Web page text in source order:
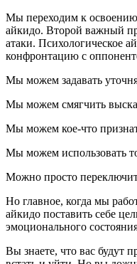
Мы переходим к освоению
айкидо. Второй важный
атаки. Психологическое
конфронтацию с
Мы можем задавать
Мы можем смягчить
Мы можем кое-что
Мы можем использовать
Можно просто
Но главное, когда мы
айкидо поставить себе
эмоционального
Вы знаете, что вас будут